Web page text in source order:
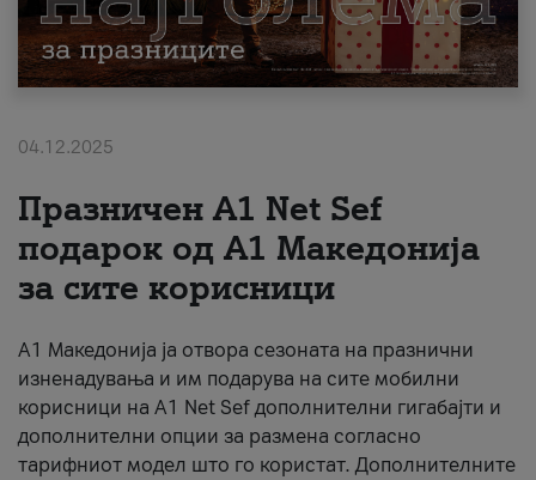
Поддршка
Надополни кредит
За нас
#ПодобарОнлајн
04.12.2025
Празничен A1 Net Sеf
подарок од А1 Македонија
за сите корисници
А1 Македонија ја отвора сезоната на празнични
изненадувања и им подарува на сите мобилни
корисници на A1 Net Sef дополнителни гигабајти и
дополнителни опции за размена согласно
тарифниот модел што го користат. Дополнителните